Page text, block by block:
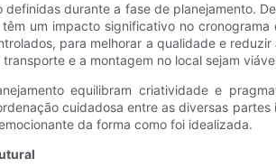
definidas durante a fase de planejamento.
um impacto significativo no
para melhorar a qualidade e
e a montagem no local sejam
equilibram criatividade e
cuidadosa entre as diversas
da forma como foi idealizada.